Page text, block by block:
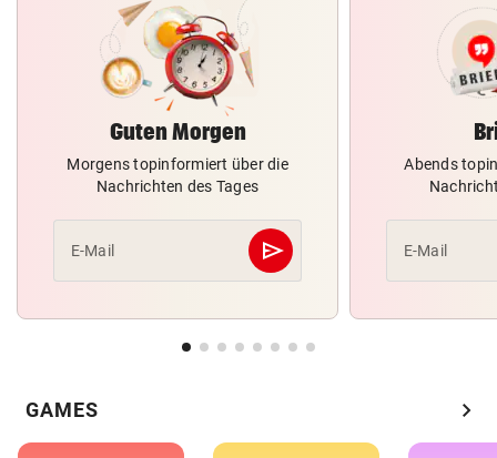
Guten Morgen
Morgens topinformiert über die
Nachrichten des Tages
E-Mail send
Abschicken
Abends
E-Mail
GAMES chevron_right